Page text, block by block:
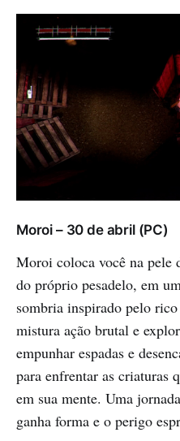
Moroi – 30 de abril (PC)
Moroi coloca você na pele
do próprio pesadelo, em
sombria inspirado pelo
mistura ação brutal e
empunhar espadas e
para enfrentar as criaturas
em sua mente. Uma
ganha forma e o perigo